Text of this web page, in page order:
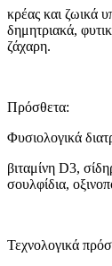
κρέας και ζωικά
δημητριακά,
ζάχαρη.
Πρόσθετα:
Φυσιολογικά
βιταμίνη D3,
σουλφίδια,
Τεχνολογικά